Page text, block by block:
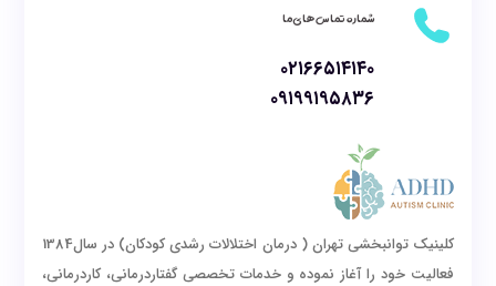
شماره تماس های ما
۰۲۱۶۶۵۱۴۱۴۰
۰۹۱۹۹۱۹۵۸۳۶
کلینیک توانبخشی تهران ( درمان اختلالات رشدی کودکان) در سال1384
فعالیت خود را آغاز نموده و خدمات تخصصی گفتاردرمانی، کاردرمانی،